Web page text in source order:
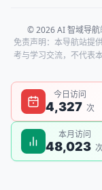
© 2026 AI 智域导航
免责声明：本导航站提
考与学习交流，不代表
今日访问
4,327 次
本月访问
48,023 次